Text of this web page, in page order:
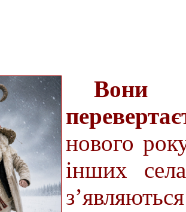
Вони
нового
інших